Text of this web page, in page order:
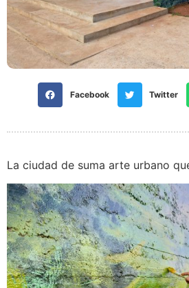
Facebook Twitter
La ciudad de suma arte urbano